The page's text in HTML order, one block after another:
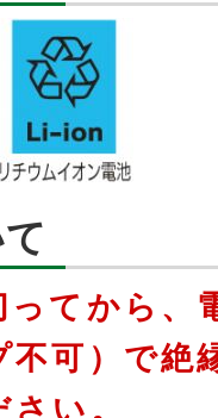
ってから、
不可）で絶
い。